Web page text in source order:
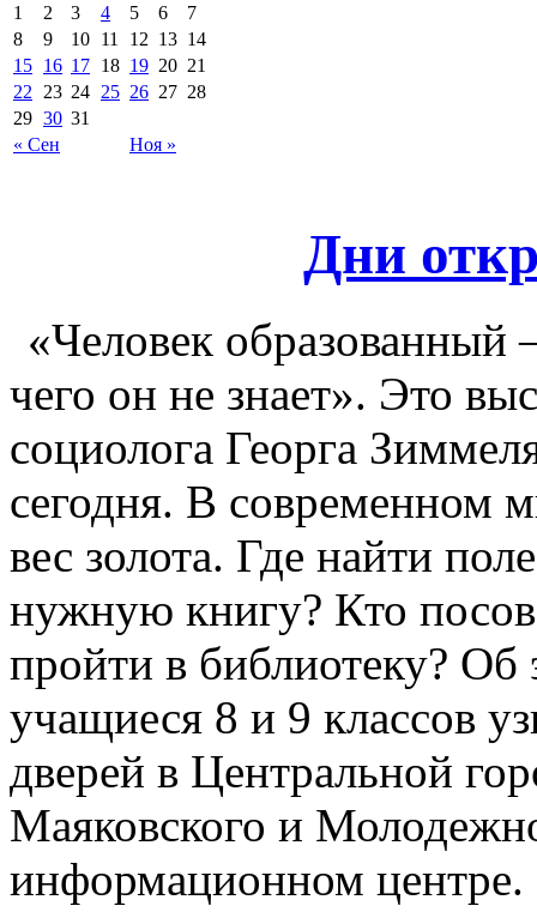
« Сен Ноя »
1 2 3 4 5 6
7
8
9 10 11 12 13 14
15 16 17 18 19 20 21
22
23 24 25 26 27 28
29 30 31
Дни
«Человек образованный
чего он не знает». Это
социолога Георга
сегодня. В современном
вес золота. Где найти
нужную книгу? Кто
пройти в библиотеку?
учащиеся 8 и 9 классов
дверей в Центральной
Маяковского и
информационном центре.